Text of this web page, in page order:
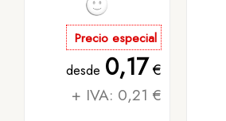
Precio especial
desde 0,17 €
+ IVA: 0,21 €